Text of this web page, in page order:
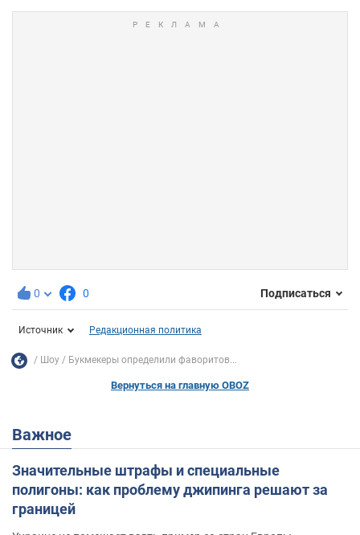
0 0 Подписаться
Источник Редакционная политика
Шоу Букмекеры определили фаворитов...
Вернуться на главную OBOZ
Важное
Значительные штрафы и специальные
полигоны: как проблему джипинга решают за
границей